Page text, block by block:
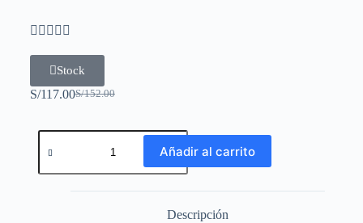
    
Stock
S/152.00
S/117.00
Añadir al carrito
Descripción